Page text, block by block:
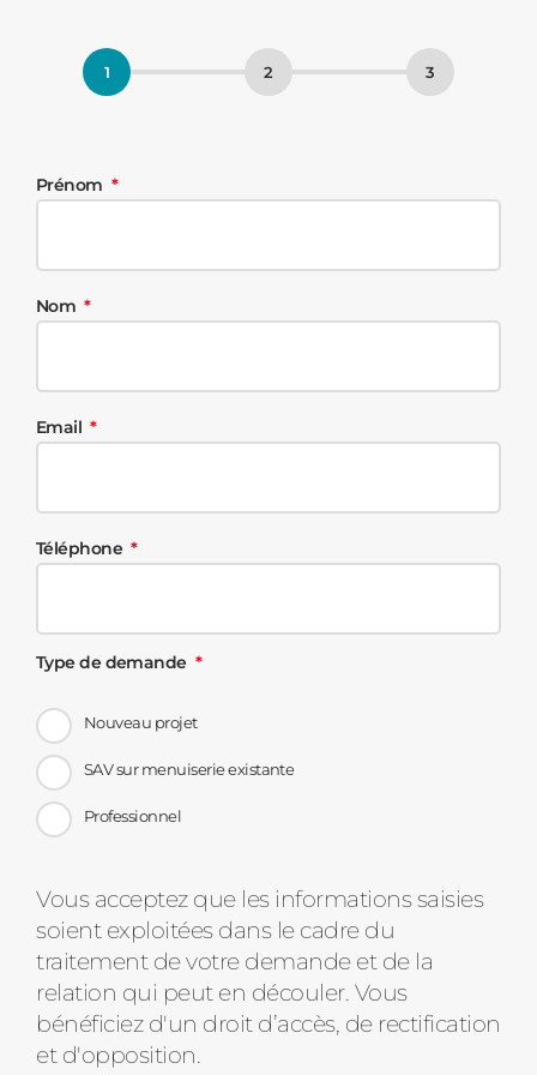
Prénom
Nom
Email
Téléphone
Type de demande
Nouveau projet
SAV sur menuiserie existante
Professionnel
Message
d'état
Vous acceptez que les informations saisies
soient exploitées dans le cadre du
traitement de votre demande et de la
relation qui peut en découler. Vous
bénéficiez d'un droit d’accès, de rectification
et d'opposition.